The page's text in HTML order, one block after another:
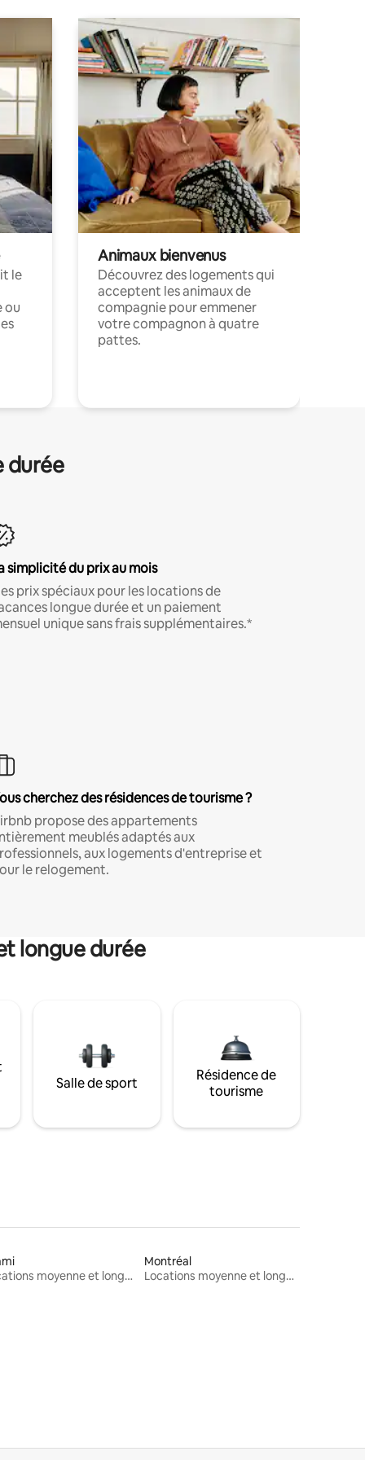
le
ou
Animaux bienvenus
Découvrez des logements qui
acceptent les animaux de
compagnie pour emmener
votre compagnon à quatre
pattes.
durée
simplicité du prix au mois
prix spéciaux pour les locations de
longue durée et un paiement
unique sans frais supplémentaires.*
cherchez des résidences de tourisme ?
propose des appartements
meublés adaptés aux
aux logements d'entreprise et
le relogement.
longue durée
Salle de sport
Résidence de
tourisme
Locations moyenne et longue durée
Montréal
Locations moyenne et longue durée